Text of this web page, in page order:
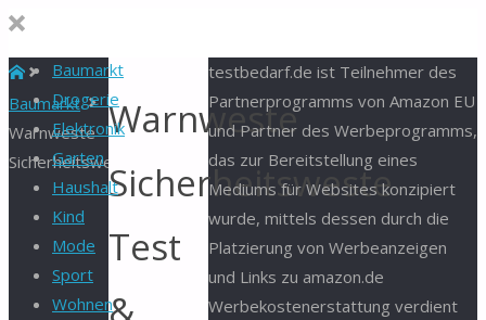
Baumarkt
Drogerie
Elektronik
Garten
Haushalt
Kind
Mode
Sport
Wohnen
Start
Baumarkt
Warnweste
Sicherheitsweste
Warnweste
Sicherheitsweste
Test
testbedarf.de ist Teilnehmer des
Partnerprogramms von Amazon EU
und Partner des Werbeprogramms,
das zur Bereitstellung eines
Mediums für Websites konzipiert
wurde, mittels dessen durch die
Platzierung von Werbeanzeigen
und Links zu amazon.de
Werbekostenerstattung verdient